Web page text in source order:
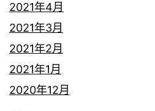
2021年4月
2021年3月
2021年2月
2021年1月
2020年12月